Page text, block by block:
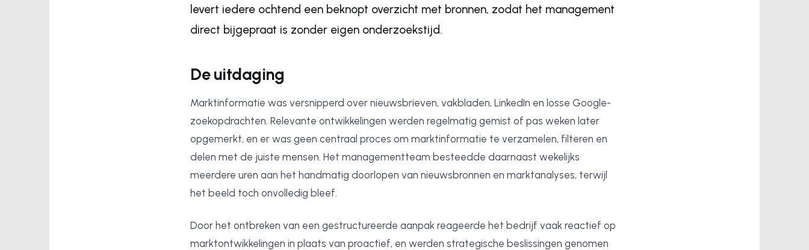
levert iedere ochtend een beknopt overzicht met bronnen, zodat het management
direct bijgepraat is zonder eigen onderzoekstijd.
De uitdaging
Marktinformatie was versnipperd over nieuwsbrieven, vakbladen, LinkedIn en losse Google-
zoekopdrachten. Relevante ontwikkelingen werden regelmatig gemist of pas weken later
opgemerkt, en er was geen centraal proces om marktinformatie te verzamelen, filteren en
delen met de juiste mensen. Het managementteam besteedde daarnaast wekelijks
meerdere uren aan het handmatig doorlopen van nieuwsbronnen en marktanalyses, terwijl
het beeld toch onvolledig bleef.
Door het ontbreken van een gestructureerde aanpak reageerde het bedrijf vaak reactief op
marktontwikkelingen in plaats van proactief, en werden strategische beslissingen genomen